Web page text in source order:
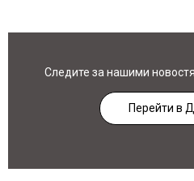
Следите за нашими
Перейти в